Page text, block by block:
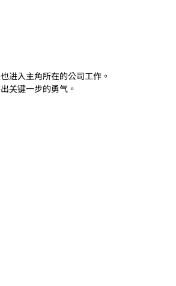
进入主角所在的公司工作。
关键一步的勇气。